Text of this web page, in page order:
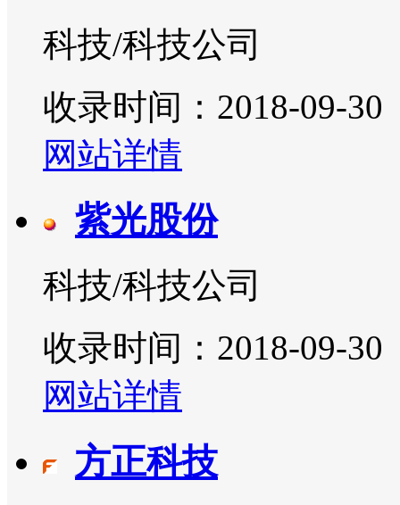
科技/科技公司
收录时间：2018-09-30
网站详情
紫光股份
科技/科技公司
收录时间：2018-09-30
网站详情
方正科技